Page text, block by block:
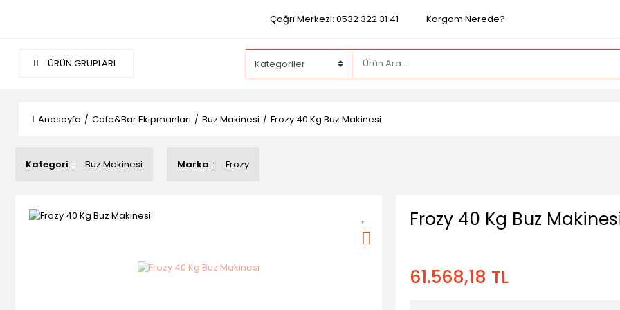
Çağrı Merkezi: 0532 322 31 41 Kargom Nerede?
ÜRÜN GRUPLARI
Anasayfa Cafe&Bar Ekipmanları Buz Makinesi Frozy 40 Kg Buz Makinesi
Kategori Buz Makinesi Marka Frozy
Frozy 40 Kg Buz
61.568,18 TL